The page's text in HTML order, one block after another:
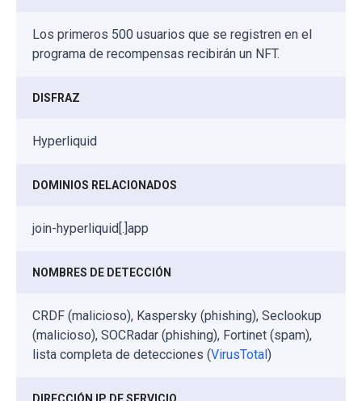
Los primeros 500 usuarios que se registren en el
programa de recompensas recibirán un NFT.
DISFRAZ
Hyperliquid
DOMINIOS RELACIONADOS
join-hyperliquid[.]app
NOMBRES DE DETECCIÓN
CRDF (malicioso), Kaspersky (phishing), Seclookup
(malicioso), SOCRadar (phishing), Fortinet (spam),
lista completa de detecciones (VirusTotal)